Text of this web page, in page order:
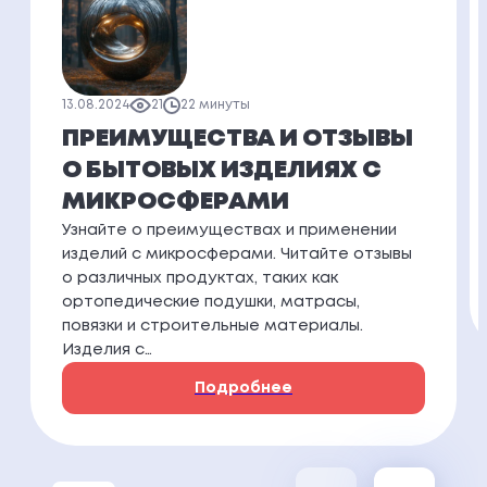
13.08.2024 21 22 минуты
ПРЕИМУЩЕСТВА И ОТЗЫВЫ
О БЫТОВЫХ ИЗДЕЛИЯХ С
МИКРОСФЕРАМИ
Узнайте о преимуществах и применении
изделий с микросферами. Читайте отзывы
о различных продуктах, таких как
ортопедические подушки, матрасы,
повязки и строительные материалы.
Изделия с…
Подробнее